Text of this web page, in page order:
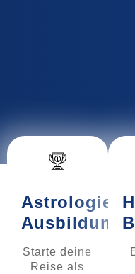
Astrologie
Ausbildung
Starte deine
Reise als